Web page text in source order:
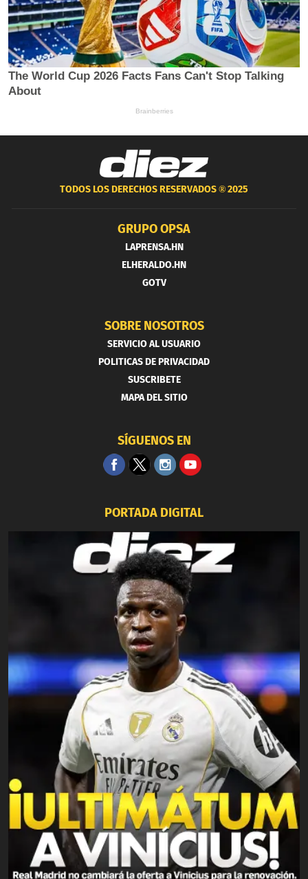
TODOS LOS DERECHOS RESERVADOS ®2025
GRUPO OPSA
LAPRENSA.HN
ELHERALDO.HN
GOTV
SOBRE NOSOTROS
SERVICIO AL USUARIO
POLITICAS DE PRIVACIDAD
SUSCRIBETE
MAPA DEL SITIO
SÍGUENOS EN
PORTADA DIGITAL